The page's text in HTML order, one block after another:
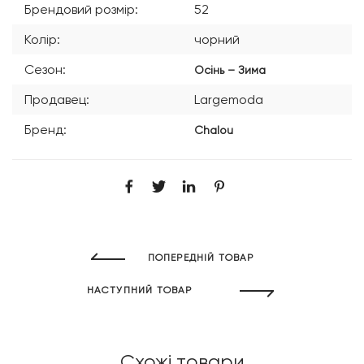
Брендовий розмір:
52
Колір:
чорний
Сезон:
Осінь – Зима
Продавец:
Largemoda
Бренд:
Chalou
ПОПЕРЕДНІЙ ТОВАР
НАСТУПНИЙ ТОВАР